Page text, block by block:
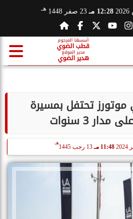
12:28 مـ 23 صفر 1448 هـ
أسسها المرحوم
قطب الضوي
مدير الموقع
هدير الضوي
موتورز تحتفل بمسيرة
3 سنوات
11:48 مـ 13 رجب 1445
هـ